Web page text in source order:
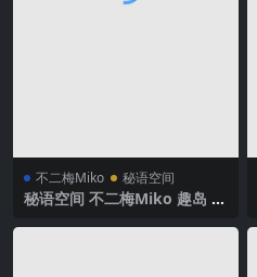
不二梅Miko 秘语空间
秘语空间 不二梅Miko 趣岛 N
完整版